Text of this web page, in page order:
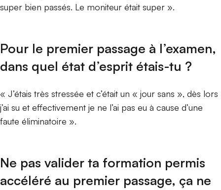
super bien passés. Le moniteur était super ».
Pour le premier passage à l’examen,
dans quel état d’esprit étais-tu ?
« J’étais très stressée et c’était un « jour sans », dès lors
j’ai su et effectivement je ne l’ai pas eu à cause d’une
faute éliminatoire ».
Ne pas valider ta formation permis
accéléré au premier passage, ça ne